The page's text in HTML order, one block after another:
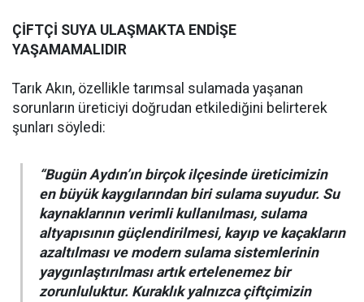
ÇİFTÇİ SUYA ULAŞMAKTA ENDİŞE
YAŞAMAMALIDIR
Tarık Akın, özellikle tarımsal sulamada yaşanan
sorunların üreticiyi doğrudan etkilediğini belirterek
şunları söyledi:
“Bugün Aydın’ın birçok ilçesinde üreticimizin
en büyük kaygılarından biri sulama suyudur. Su
kaynaklarının verimli kullanılması, sulama
altyapısının güçlendirilmesi, kayıp ve kaçakların
azaltılması ve modern sulama sistemlerinin
yaygınlaştırılması artık ertelenemez bir
zorunluluktur. Kuraklık yalnızca çiftçimizin